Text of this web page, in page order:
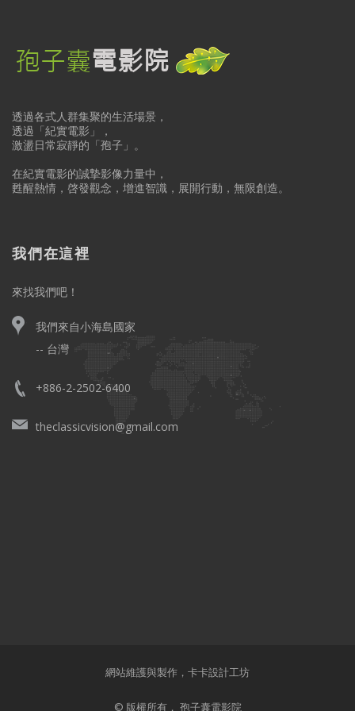
透過各式人群集聚的生活場景，
透過「紀實電影」，
激盪日常寂靜的「孢子」。
在紀實電影的誠摯影像力量中，
甦醒熱情，啓發觀念，增進智識，展開行動，無限創造。
我們在這裡
來找我們吧！
我們來自小海島國家
-- 台灣
+886-2-2502-6400
theclassicvision@gmail.com
網站維護與製作， 卡卡設計工坊
© 版權所有， 孢子囊電影院